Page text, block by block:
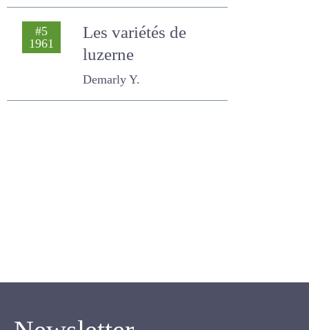
plantes
fourragères
Demarly Y.
#5
Les variétés de
Newsletter